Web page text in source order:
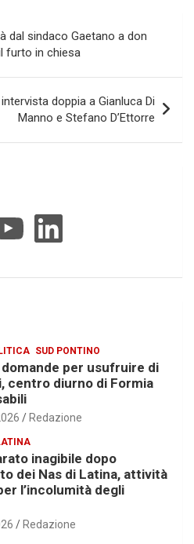
dal sindaco Gaetano a don
furto in chiesa
doppia a Gianluca Di
Manno e Stefano D’Ettorre
LinkedIn
SUD PONTINO
per usufruire di
centro diurno di Formia
Redazione
inagibile dopo
dei Nas di Latina, attività
l’incolumità degli
Redazione